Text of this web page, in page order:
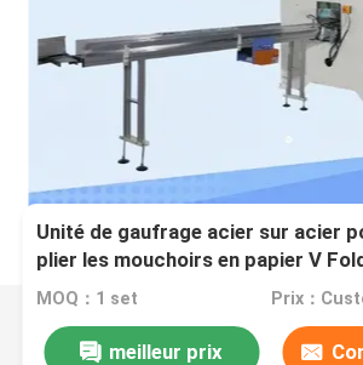
Unité de gaufrage acier sur acier
plier les mouchoirs en papier V
transfert automatique
MOQ：1 set Prix：
meilleur prix